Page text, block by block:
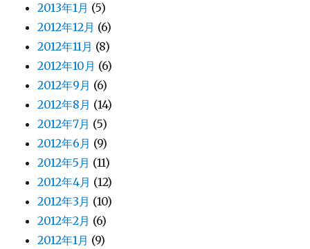
2013年1月 (5)
2012年12月 (6)
2012年11月 (8)
2012年10月 (6)
2012年9月 (6)
2012年8月 (14)
2012年7月 (5)
2012年6月 (9)
2012年5月 (11)
2012年4月 (12)
2012年3月 (10)
2012年2月 (6)
2012年1月 (9)